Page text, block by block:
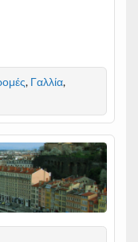
, Γαλλία,